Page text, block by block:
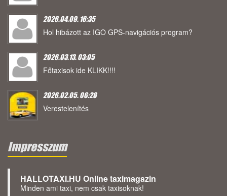
2026.04.09. 16:35
Hol hibázott az IGO GPS-navigációs program?
2026.03.13. 03:05
Főtaxisok ide KLIKK!!!!
2026.02.05. 06:28
Verestelenítés
Impresszum
HALLOTAXI.HU Online taximagazin
Minden ami taxi, nem csak taxisoknak!